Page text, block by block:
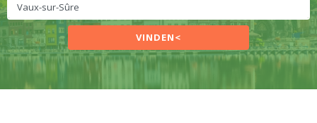
VINDEN<